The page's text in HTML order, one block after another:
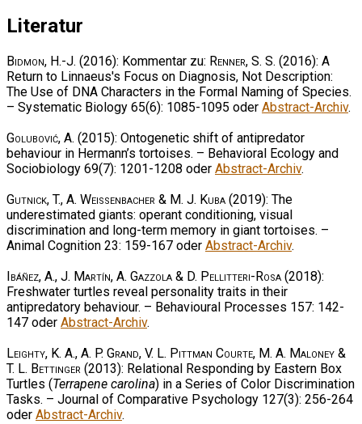
Literatur
Bidmon, H.-J. (2016): Kommentar zu: Renner, S. S. (2016): A
Return to Linnaeus's Focus on Diagnosis, Not Description:
The Use of DNA Characters in the Formal Naming of Species.
– Systematic Biology 65(6): 1085-1095 oder Abstract-Archiv.
Golubović, A. (2015): Ontogenetic shift of antipredator
behaviour in Hermann’s tortoises. – Behavioral Ecology and
Sociobiology 69(7): 1201-1208 oder Abstract-Archiv.
Gutnick, T., A. Weissenbacher & M. J. Kuba (2019): The
underestimated giants: operant conditioning, visual
discrimination and long-term memory in giant tortoises. –
Animal Cognition 23: 159-167 oder Abstract-Archiv.
Ibáñez, A., J. Martín, A. Gazzola & D. Pellitteri-Rosa (2018):
Freshwater turtles reveal personality traits in their
antipredatory behaviour. – Behavioural Processes 157: 142-
147 oder Abstract-Archiv.
Leighty, K. A., A. P. Grand, V. L. Pittman Courte, M. A. Maloney &
T. L. Bettinger (2013): Relational Responding by Eastern Box
Turtles (Terrapene carolina) in a Series of Color Discrimination
Tasks. – Journal of Comparative Psychology 127(3): 256-264
oder Abstract-Archiv.